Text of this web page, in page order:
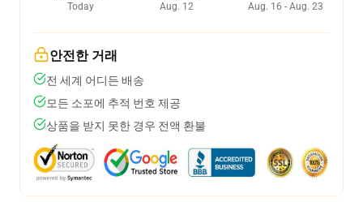
Today
Aug. 12
Aug. 16 - Aug. 23
안전한 거래
전 세계 어디든 배송
모든 소포에 추적 번호 제공
상품을 받지 못한 경우 전액 환불